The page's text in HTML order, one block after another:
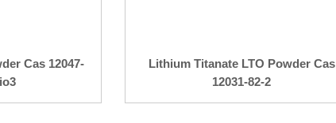
Cas 12047-
Lithium Titanate LTO Powder Cas
12031-82-2